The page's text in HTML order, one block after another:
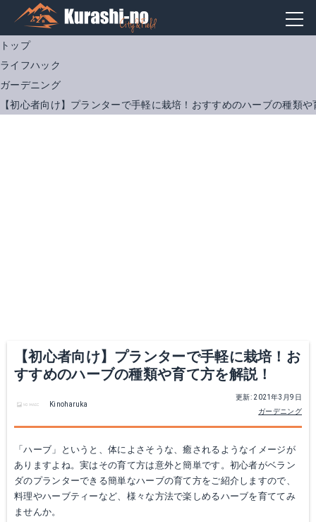
トップ
ライフハック
ガーデニング
【初心者向け】プランターで手軽に栽培！おすすめのハーブの種類
【初心者向け】プランターで手軽に栽培！お
すすめのハーブの種類や育て方を解説！
更新: 2021年3月9日
ガーデニング
Kinoharuka
「ハーブ」というと、体によさそうな、癒されるようなイメージが
ありますよね。実はその育て方は意外と簡単です。初心者がベラン
ダのプランターできる簡単なハーブの育て方をご紹介しますので、
料理やハーブティーなど、様々な方法で楽しめるハーブを育ててみ
ませんか。